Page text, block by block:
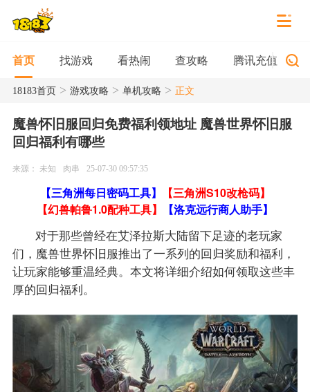
首页 找游戏 看热闹 查攻略 腾讯充值
18183首页> 游戏攻略 > 单机攻略 > 正文
魔兽怀旧服回归免费福利领地址 魔兽世界怀旧服
回归福利有哪些
来源： 未知 肉串 25-07-30 09:57:35
【三角洲每日密码工具】
【三角洲S10改枪码】
【幻兽帕鲁1.0配种工具】
【洛克远行商人助手】
对于那些曾经在艾泽拉斯大陆留下足迹的老玩家
们，魔兽世界怀旧服推出了一系列的回归奖励和福利，
让玩家能够重温经典。本文将详细介绍如何领取这些丰
厚的回归福利。